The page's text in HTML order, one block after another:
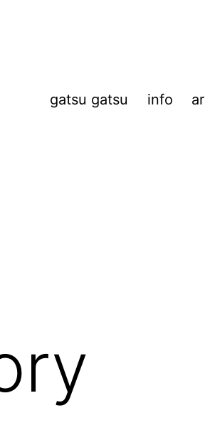
gatsu gatsu info